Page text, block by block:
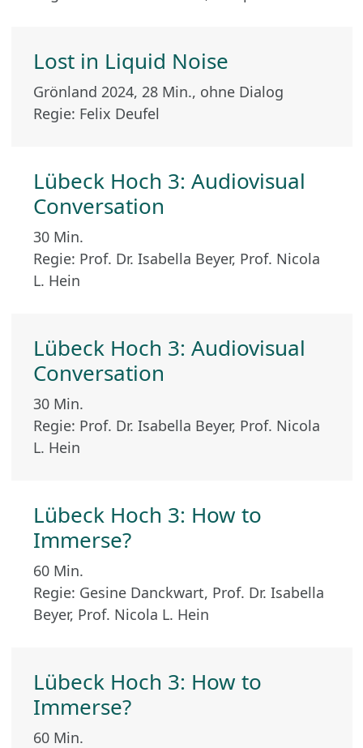
Lost in Liquid Noise
Grönland 2024, 28 Min., ohne Dialog
Regie: Felix Deufel
Lübeck Hoch 3: Audiovisual
Conversation
30 Min.
Regie: Prof. Dr. Isabella Beyer, Prof. Nicola
L. Hein
Lübeck Hoch 3: Audiovisual
Conversation
30 Min.
Regie: Prof. Dr. Isabella Beyer, Prof. Nicola
L. Hein
Lübeck Hoch 3: How to
Immerse?
60 Min.
Regie: Gesine Danckwart, Prof. Dr. Isabella
Beyer, Prof. Nicola L. Hein
Lübeck Hoch 3: How to
Immerse?
60 Min.